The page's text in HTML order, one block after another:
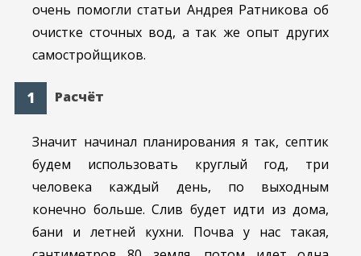
очень помогли статьи Андрея Ратникова об
очистке сточных вод, а так же опыт других
самостройщиков.
Расчёт
Значит начинал планирования я так, септик
будем использовать круглый год, три
человека каждый день, по выходным
конечно больше. Слив будет идти из дома,
бани и летней кухни. Почва у нас такая,